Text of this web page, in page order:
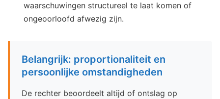
waarschuwingen structureel te laat komen of
ongeoorloofd afwezig zijn.
Belangrijk: proportionaliteit en
persoonlijke omstandigheden
De rechter beoordeelt altijd of ontslag op